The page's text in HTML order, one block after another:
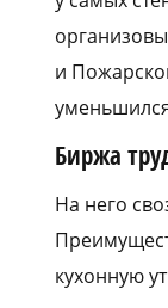
и
Биржа
На него
кухонную